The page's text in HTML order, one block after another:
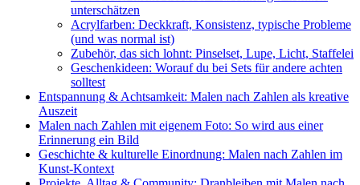
unterschätzen
Acrylfarben: Deckkraft, Konsistenz, typische Probleme
(und was normal ist)
Zubehör, das sich lohnt: Pinselset, Lupe, Licht, Staffelei
Geschenkideen: Worauf du bei Sets für andere achten
solltest
Entspannung & Achtsamkeit: Malen nach Zahlen als kreative
Auszeit
Malen nach Zahlen mit eigenem Foto: So wird aus einer
Erinnerung ein Bild
Geschichte & kulturelle Einordnung: Malen nach Zahlen im
Kunst-Kontext